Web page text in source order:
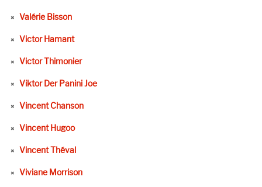
Valérie Bisson
Victor Hamant
Victor Thimonier
Viktor Der Panini Joe
Vincent Chanson
Vincent Hugoo
Vincent Théval
Viviane Morrison